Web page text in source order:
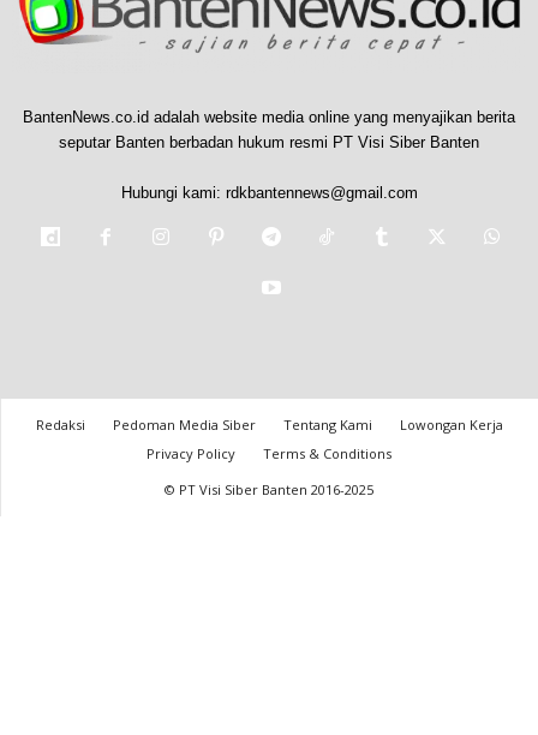
BantenNews.co.id adalah website media online yang menyajikan berita
seputar Banten berbadan hukum resmi PT Visi Siber Banten
Hubungi kami: rdkbantennews@gmail.com
Redaksi Pedoman Media Siber Tentang Kami
Lowongan Kerja
Privacy Policy
Terms & Conditions
© PT Visi Siber Banten 2016-2025